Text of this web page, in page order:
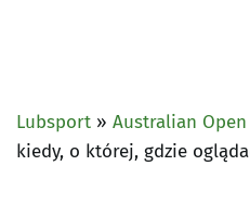
Lubsport » Australian Open
kiedy, o której, gdzie